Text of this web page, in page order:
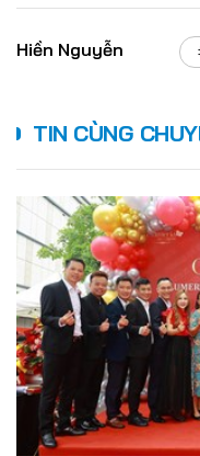
Hiền Nguyễn
TIN CÙNG